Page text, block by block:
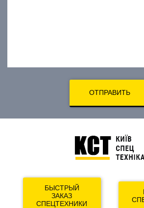
ОТПРАВИТЬ
БЫСТРЫЙ
ЗАКАЗ
СПЕЦТЕХНИКИ